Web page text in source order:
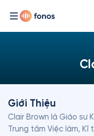
Giới Thiệu
Clair Brown là Giáo sư
Trung tâm Việc làm,